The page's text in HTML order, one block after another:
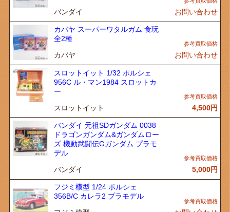
バンダイ お問い合わせ
カバヤ スーパーワタルガム 食玩
全2種
カバヤ お問い合わせ
スロットイット 1/32 ポルシェ
956C ル・マン1984 スロットカ
ー
スロットイット 4,500円
バンダイ 元祖SDガンダム 0038
ドラゴンガンダム&ガンダムロー
ズ 機動武闘伝Gガンダム プラモ
デル
バンダイ 5,000円
フジミ模型 1/24 ポルシェ
356B/C カレラ2 プラモデル